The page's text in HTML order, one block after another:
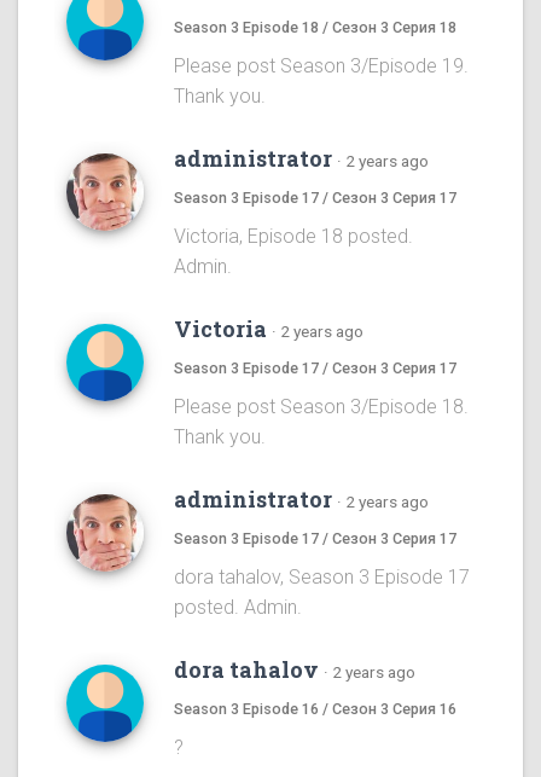
Season 3 Episode 18 / Сезон 3 Серия 18
Please post Season 3/Episode 19.
Thank you.
administrator · 2 years ago
Season 3 Episode 17 / Сезон 3 Серия 17
Victoria, Episode 18 posted.
Admin.
Victoria · 2 years ago
Season 3 Episode 17 / Сезон 3 Серия 17
Please post Season 3/Episode 18.
Thank you.
administrator · 2 years ago
Season 3 Episode 17 / Сезон 3 Серия 17
dora tahalov, Season 3 Episode 17
posted. Admin.
dora tahalov · 2 years ago
Season 3 Episode 16 / Сезон 3 Серия 16
?